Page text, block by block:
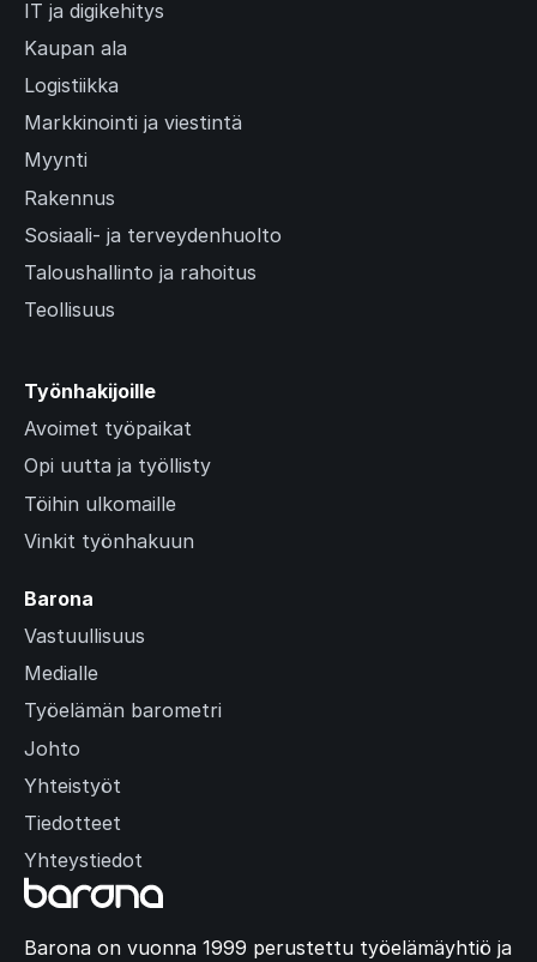
Barona on vuonna 1999 perustettu työelämäyhtiö ja
IT ja digikehitys
Kaupan ala
Logistiikka
Markkinointi ja viestintä
Myynti
Rakennus
Sosiaali- ja terveydenhuolto
Taloushallinto ja rahoitus
Teollisuus
Työnhakijoille
Avoimet työpaikat
Opi uutta ja työllisty
Töihin ulkomaille
Vinkit työnhakuun
Barona
Vastuullisuus
Medialle
Työelämän barometri
Johto
Yhteistyöt
Tiedotteet
Yhteystiedot